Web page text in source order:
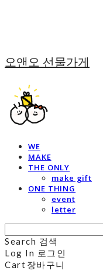
오앤오 선물가게
WE
MAKE
THE ONLY
make gift
ONE THING
event
letter
Search 검색
Log In 로그인
Cart 장바구니